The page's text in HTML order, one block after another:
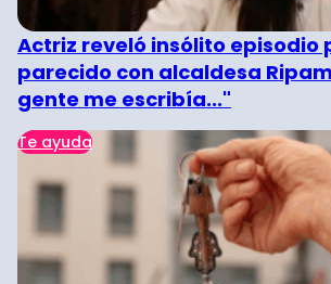
Actriz reveló insólito episodio
parecido con alcaldesa
gente me escribía..."
Te ayuda